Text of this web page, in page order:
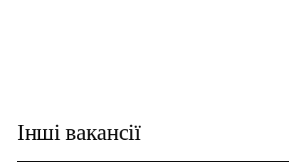
Інші вакансії